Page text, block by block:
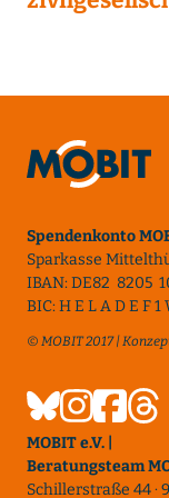
Spendenkonto
Sparkasse
IBAN: DE82 8205
BIC: H E L A D E F 1
© MOBIT 2017 |
MOBIT e.V. |
Beratungsteam
Schillerstraße 44 ·